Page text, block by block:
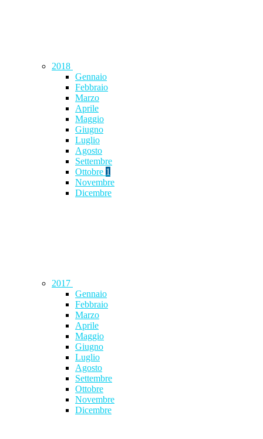
2018
Gennaio
Febbraio
Marzo
Aprile
Maggio
Giugno
Luglio
Agosto
Settembre
Ottobre 1
Novembre
Dicembre
2017
Gennaio
Febbraio
Marzo
Aprile
Maggio
Giugno
Luglio
Agosto
Settembre
Ottobre
Novembre
Dicembre